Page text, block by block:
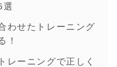
選
わせたトレーニング
！
レーニングで正しく